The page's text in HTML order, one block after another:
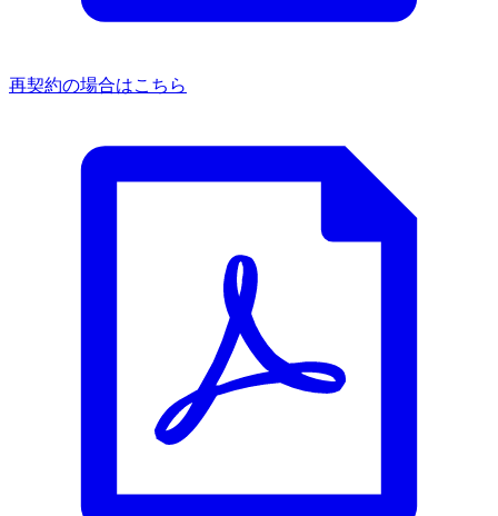
再契約の場合はこちら